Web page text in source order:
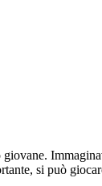
si può